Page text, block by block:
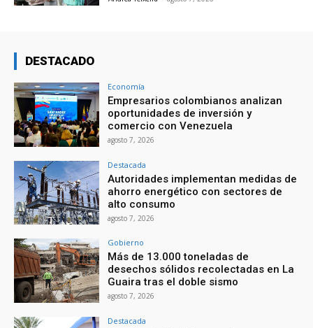
DESTACADO
Economía
Empresarios colombianos analizan
oportunidades de inversión y
comercio con Venezuela
agosto 7, 2026
Destacada
Autoridades implementan medidas de
ahorro energético con sectores de
alto consumo
agosto 7, 2026
Gobierno
Más de 13.000 toneladas de
desechos sólidos recolectadas en La
Guaira tras el doble sismo
agosto 7, 2026
Destacada